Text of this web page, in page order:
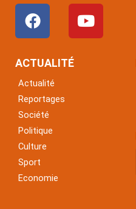
F
a
c
e
o
o
k
Y
o
u
ACTUALITÉ
Actualité
Reportages
Société
Politique
Culture
Sport
Economie